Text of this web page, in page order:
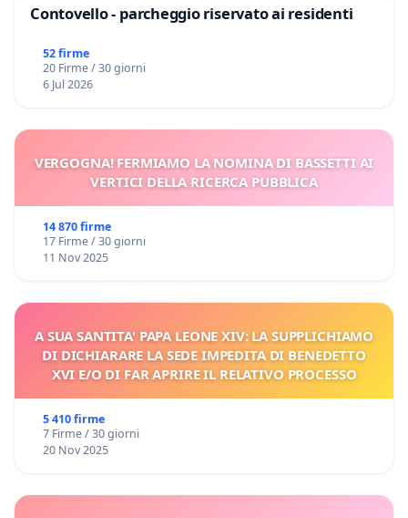
Contovello - parcheggio riservato ai residenti
52 firme
20 Firme / 30 giorni
6 Jul 2026
VERGOGNA! FERMIAMO LA NOMINA DI BASSETTI AI
VERTICI DELLA RICERCA PUBBLICA
14 870 firme
17 Firme / 30 giorni
11 Nov 2025
A SUA SANTITA' PAPA LEONE XIV: LA SUPPLICHIAMO
DI DICHIARARE LA SEDE IMPEDITA DI BENEDETTO
XVI E/O DI FAR APRIRE IL RELATIVO PROCESSO
5 410 firme
7 Firme / 30 giorni
20 Nov 2025